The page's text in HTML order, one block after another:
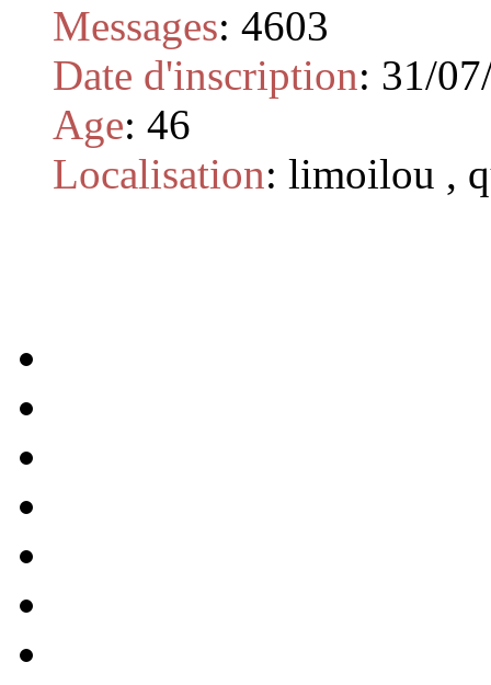
Messages: 4603
Date d'inscription: 31/
Age: 46
Localisation: limoilou ,